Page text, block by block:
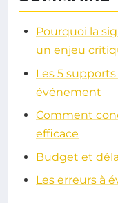
Pourquoi la
un enjeu
Les 5
événement
Comment
efficace
Budget et
Les erreurs à